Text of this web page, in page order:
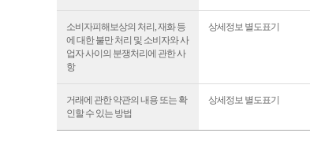
소비자피해보상의 처리, 재화 등
에 대한 불만 처리 및 소비자와 사
업자 사이의 분쟁처리에 관한 사
항
상세정보 별도표기
거래에 관한 약관의 내용 또는 확
인할 수 있는 방법
상세정보 별도표기